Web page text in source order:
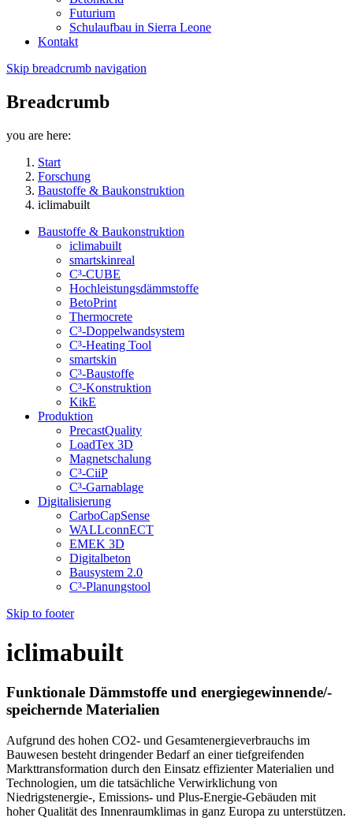
Futurium
Schulaufbau in Sierra Leone
Kontakt
Skip breadcrumb navigation
Breadcrumb
you are here:
Start
Forschung
Baustoffe & Baukonstruktion
iclimabuilt
Baustoffe & Baukonstruktion
iclimabuilt
smartskinreal
C³-CUBE
Hochleistungsdämmstoffe
BetoPrint
Thermocrete
C³-Doppelwandsystem
C³-Heating Tool
smartskin
C³-Baustoffe
C³-Konstruktion
KikE
Produktion
PrecastQuality
LoadTex 3D
Magnetschalung
C³-CiiP
C³-Garnablage
Digitalisierung
CarboCapSense
WALLconnECT
EMEK 3D
Digitalbeton
Bausystem 2.0
C³-Planungstool
Skip to footer
iclimabuilt
Funktionale Dämmstoffe und energiegewinnende/-
speichernde Materialien
Aufgrund des hohen CO2- und Gesamtenergieverbrauchs im
Bauwesen besteht dringender Bedarf an einer tiefgreifenden
Markttransformation durch den Einsatz effizienter Materialien und
Technologien, um die tatsächliche Verwirklichung von
Niedrigstenergie-, Emissions- und Plus-Energie-Gebäuden mit
hoher Qualität des Innenraumklimas in ganz Europa zu unterstützen.